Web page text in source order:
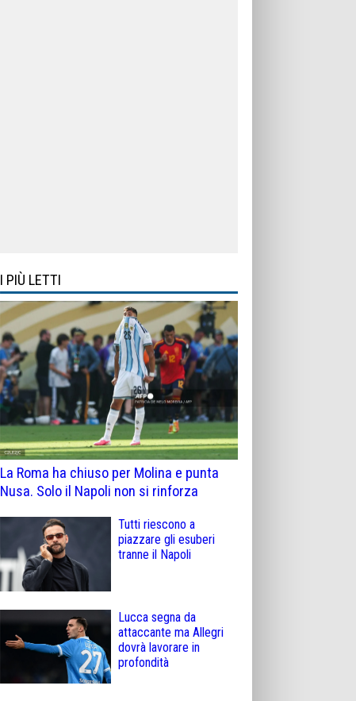
I PIÙ LETTI
La Roma ha chiuso per Molina e punta
Nusa. Solo il Napoli non si rinforza
Tutti riescono a
piazzare gli esuberi
tranne il Napoli
Lucca segna da
attaccante ma Allegri
dovrà lavorare in
profondità